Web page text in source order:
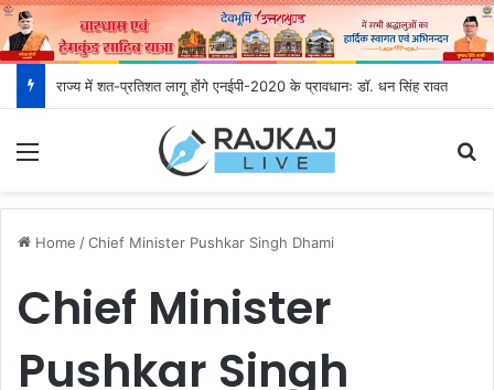
देहरादून के भविष्य को आकार देने उमड़ रही जनता, महायोजना-2041 पर दूसरे चरण की सुनवाई में बढ़ी भागीदारी
Home /Chief Minister Pushkar Singh Dhami
Chief Minister
Pushkar Singh